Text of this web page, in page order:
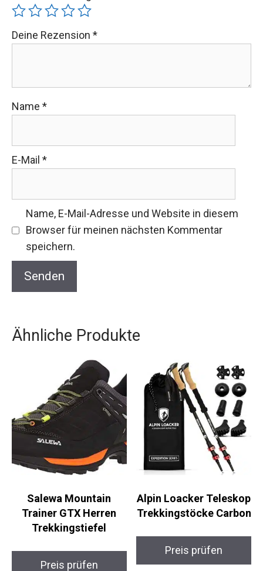
Deine Rezension *
Name *
E-Mail *
Name, E-Mail-Adresse und Website in diesem
Browser für meinen nächsten Kommentar
speichern.
Ähnliche Produkte
Salewa Mountain
Trainer GTX Herren
Trekkingstiefel
Preis prüfen
Alpin Loacker Teleskop
Trekkingstöcke Carbon
Preis prüfen